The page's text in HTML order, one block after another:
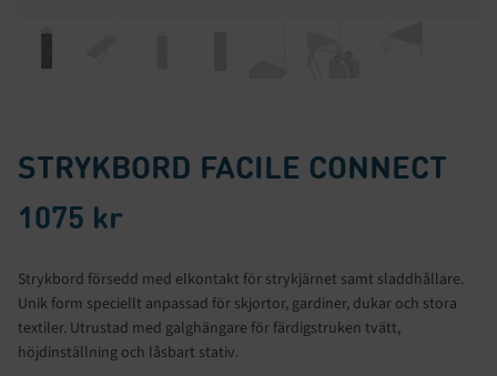
STRYKBORD FACILE CONNECT
1075 kr
Strykbord försedd med elkontakt för strykjärnet samt sladdhållare.
Unik form speciellt anpassad för skjortor, gardiner, dukar och stora
textiler. Utrustad med galghängare för färdigstruken tvätt,
höjdinställning och låsbart stativ.